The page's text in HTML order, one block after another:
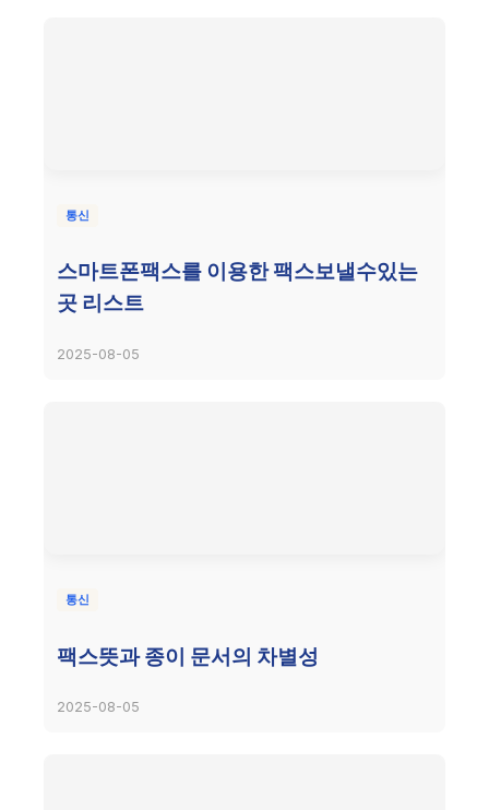
통신
스마트폰팩스를 이용한 팩스보낼수있는
곳 리스트
2025-08-05
통신
팩스뜻과 종이 문서의 차별성
2025-08-05